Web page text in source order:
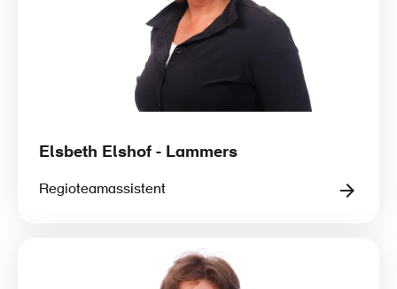
Elsbeth Elshof - Lammers
Regioteamassistent